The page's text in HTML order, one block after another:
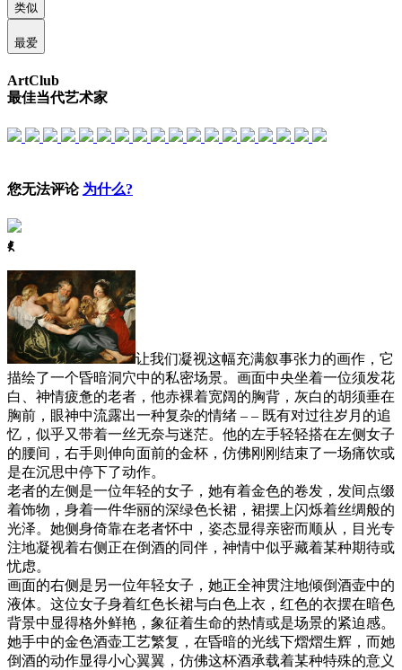
类似
最爱
ArtClub
最佳当代艺术家
您无法评论 为什么?
ꈅ
让我们凝视这幅充满叙事张力的画作，它
描绘了一个昏暗洞穴中的私密场景。画面中央坐着一位须发花
白、神情疲惫的老者，他赤裸着宽阔的胸背，灰白的胡须垂在
胸前，眼神中流露出一种复杂的情绪 – – 既有对过往岁月的追
忆，似乎又带着一丝无奈与迷茫。他的左手轻轻搭在左侧女子
的腰间，右手则伸向面前的金杯，仿佛刚刚结束了一场痛饮或
是在沉思中停下了动作。
老者的左侧是一位年轻的女子，她有着金色的卷发，发间点缀
着饰物，身着一件华丽的深绿色长裙，裙摆上闪烁着丝绸般的
光泽。她侧身倚靠在老者怀中，姿态显得亲密而顺从，目光专
注地凝视着右侧正在倒酒的同伴，神情中似乎藏着某种期待或
忧虑。
画面的右侧是另一位年轻女子，她正全神贯注地倾倒酒壶中的
液体。这位女子身着红色长裙与白色上衣，红色的衣摆在暗色
背景中显得格外鲜艳，象征着生命的热情或是场景的紧迫感。
她手中的金色酒壶工艺繁复，在昏暗的光线下熠熠生辉，而她
倒酒的动作显得小心翼翼，仿佛这杯酒承载着某种特殊的意义